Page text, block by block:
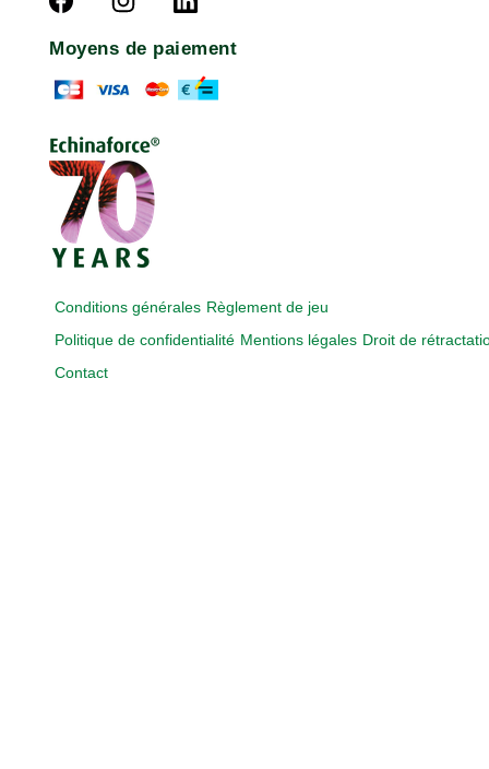
Moyens de paiement
Conditions générales Règlement de jeu
Politique de confidentialité Mentions légales Droit de
Contact